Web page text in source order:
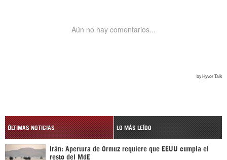
ÚLTIMAS NOTICIAS LO MÁS LEÍDO
Irán: Apertura de Ormuz requiere que EEUU cumpla el
resto del MdE